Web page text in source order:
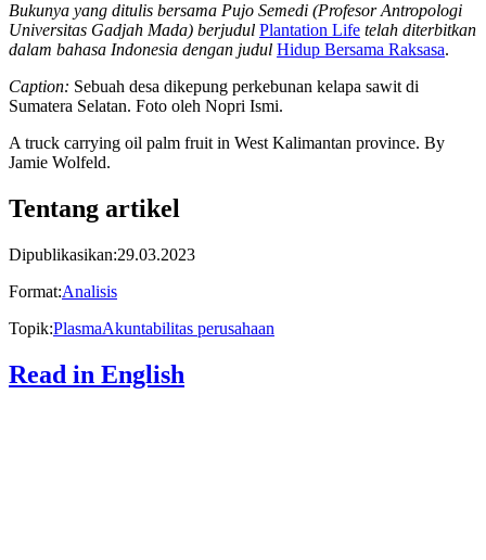
Bukunya yang ditulis bersama Pujo Semedi (Profesor Antropologi
Universitas Gadjah Mada) berjudul Plantation Life telah diterbitkan
dalam bahasa Indonesia dengan judul Hidup Bersama Raksasa.
Caption: Sebuah desa dikepung perkebunan kelapa sawit di
Sumatera Selatan. Foto oleh Nopri Ismi.
A truck carrying oil palm fruit in West Kalimantan province. By
Jamie Wolfeld.
Tentang artikel
Dipublikasikan:29.03.2023
Format:Analisis
Topik:PlasmaAkuntabilitas perusahaan
Read in English